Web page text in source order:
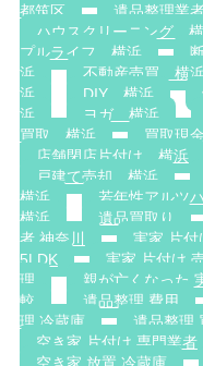
都筑区
遺品整理業
ハウスクリーニング
プルライフ 横浜
浜
不動産売買 横
浜
DIY 横浜
浜
ヨガ 横浜
買取 横浜
買取現
店舗閉店片付け 横浜
戸建て売却 横浜
横浜
若年性アルツ
横浜
遺品買取り
者 神奈川
実家 片付
5LDK
実家 片付け
理
親が亡くなった
較
遺品整理 費用
理 冷蔵庫
遺品整理
空き家 片付け 専門業者